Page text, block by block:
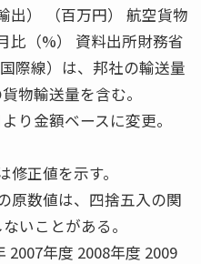
出） （百万円） 航空貨物
比（%） 資料出所財務省
際線）は、邦社の輸送量
物輸送量を含む。
り金額ベースに変更。
修正値を示す。
原数値は、四捨五入の関
いことがある。
2007年度 2008年度 2009